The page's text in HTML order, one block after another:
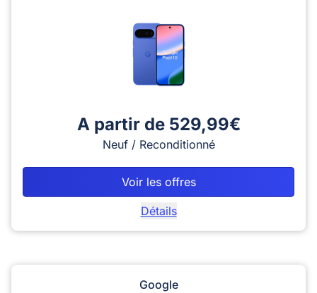
A partir de 529,99€
Neuf / Reconditionné
Voir les offres
Détails
Google